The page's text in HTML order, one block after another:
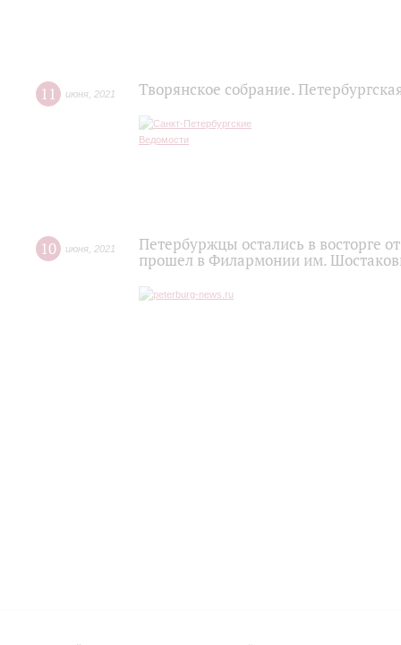
11 июня 2021 Творянское собрание.
10 июня 2021
Петербуржцы остались в восторге
прошел в Филармонии им.